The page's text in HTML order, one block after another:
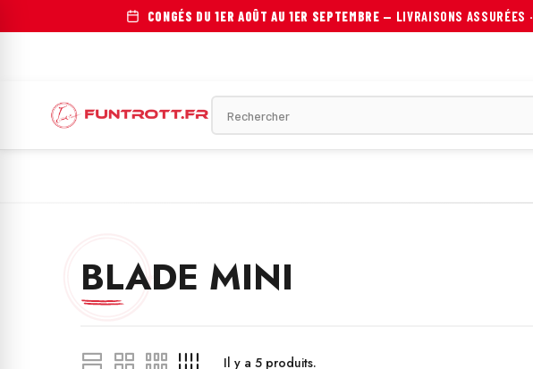
CONGÉS DU 1ER AOÛT AU 1ER SEPTEMBRE — LIVRAISONS ASSURÉES ·
ÉLECTRIQUE VÉLO ÉLECTRIQUE
BLADE MINI
Il y a 5 produits.